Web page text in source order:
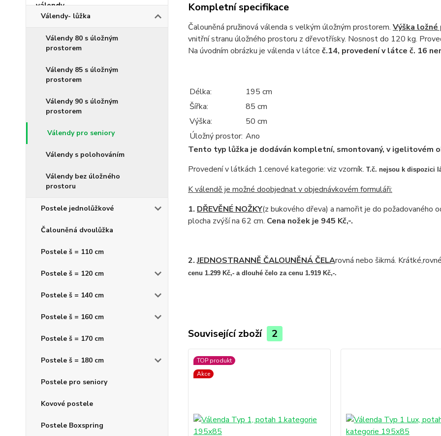
Válendy- lůžka
Válendy 80 s úložným
prostorem
Válendy 85 s úložným
prostorem
Válendy 90 s úložným
prostorem
Válendy pro seniory
Válendy s polohováním
Válendy bez úložného
prostoru
Postele jednolůžkové
Čalouněná dvoulůžka
Postele š = 110 cm
Postele š = 120 cm
Postele š = 140 cm
Postele š = 160 cm
Postele š = 170 cm
Postele š = 180 cm
Postele pro seniory
Kovové postele
Postele Boxspring
Kompletní specifikace
Čalouněná pružinová válenda s velkým úložným prostorem. Výška ložné
vnitřní stranu úložného prostoru z dřevotřísky. Nosnost do 120 kg.
Na úvodním obrázku je válenda v látce č.14, provedení v látce č. 16
Délka:
195 cm
Šířka:
85 cm
Výška:
50 cm
Úložný prostor: Ano
Tento typ lůžka je dodáván kompletní, smontovaný, v igelitovém
Provedení v látkách 1.cenové kategorie: viz vzorník. T.č. nejsou k dispozici
K válendě je možné doobjednat v objednávkovém formuláři:
1. DŘEVĚNÉ NOŽKY(z bukového dřeva) a namořit je do požadovaného
plocha zvýší na 62 cm. Cena nožek je 945 Kč,-.
2.JEDNOSTRANNĚ ČALOUNĚNÁ ČELArovná nebo šikmá.
cenu 1.299 Kč,- a dlouhé čelo za cenu 1.919 Kč,-.
Související zboží 2
TOP produkt
Akce